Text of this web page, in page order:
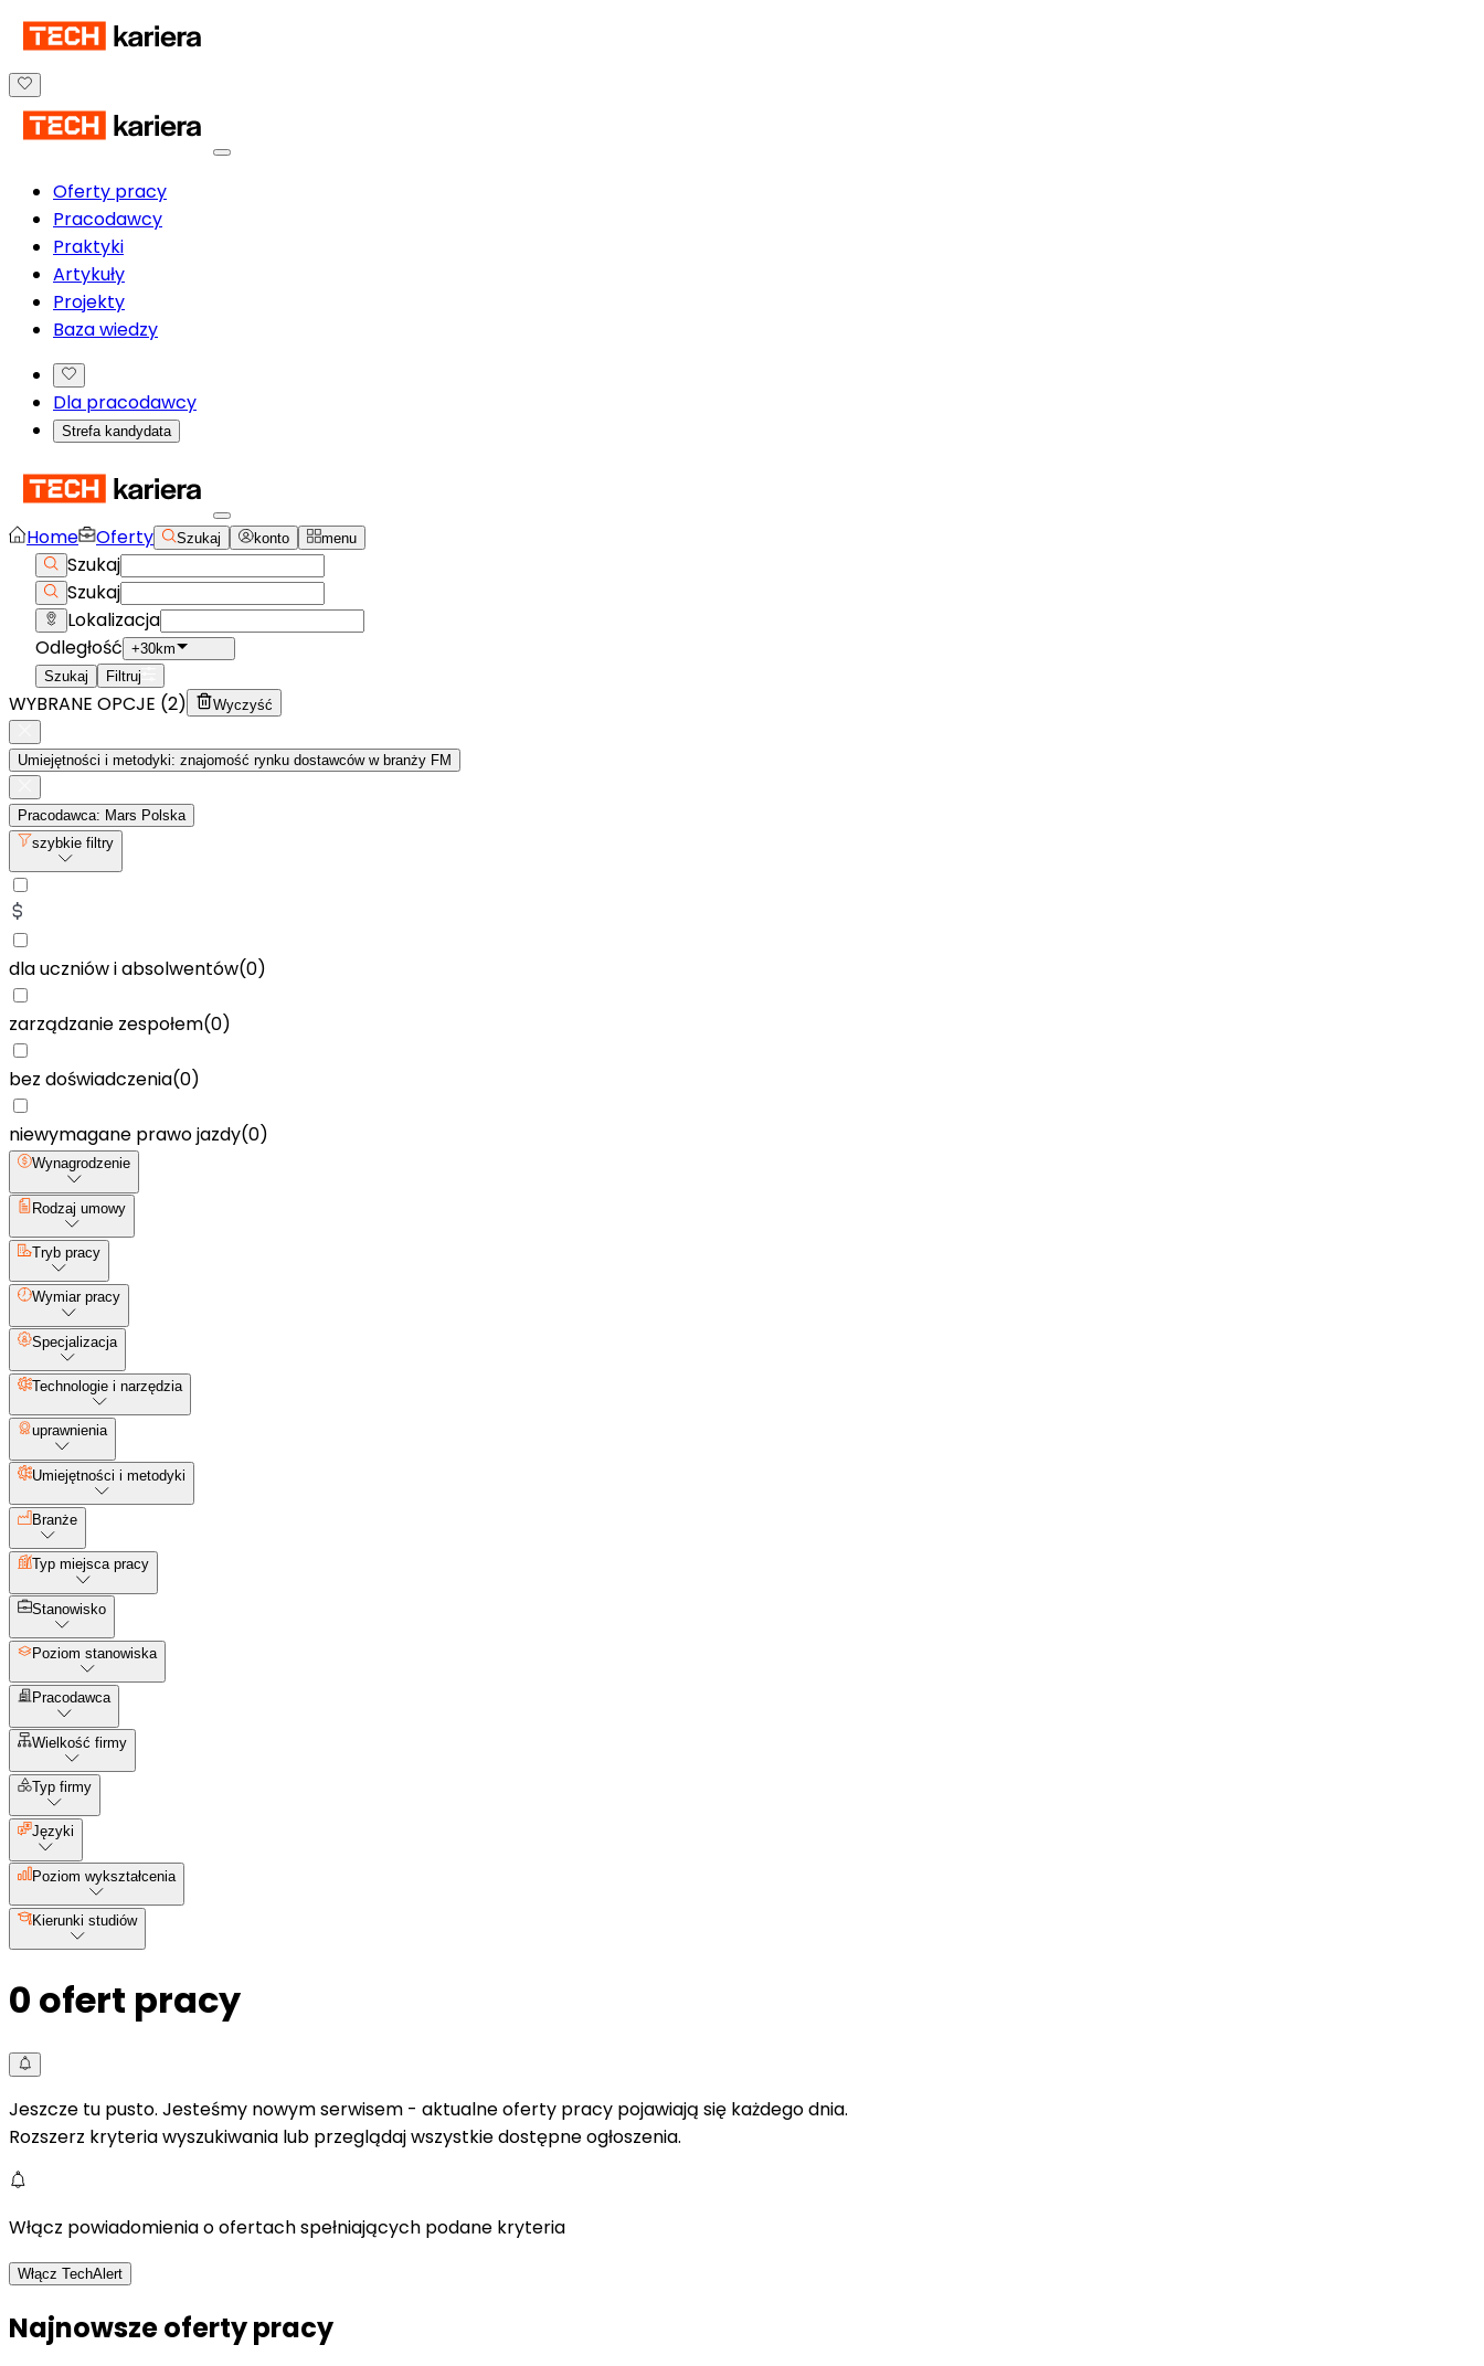
Oferty pracy
Pracodawcy
Praktyki
Artykuły
Projekty
Baza wiedzy
Dla pracodawcy
Strefa kandydata
Home Oferty Szukaj konto menu
Szukaj
Szukaj
Lokalizacja
Odległość +30km
Szukaj
Filtruj
WYBRANE OPCJE (2) Wyczyść
Umiejętności i metodyki: znajomość rynku dostawców w branży FM
Pracodawca: Mars Polska
szybkie filtry
dla uczniów i absolwentów(0)
zarządzanie zespołem(0)
bez doświadczenia(0)
niewymagane prawo jazdy(0)
Wynagrodzenie
Rodzaj umowy
Tryb pracy
Wymiar pracy
Specjalizacja
Technologie i narzędzia
uprawnienia
Umiejętności i metodyki
Branże
Typ miejsca pracy
Stanowisko
Poziom stanowiska
Pracodawca
Wielkość firmy
Typ firmy
Języki
Poziom wykształcenia
Kierunki studiów
0 ofert pracy
Jeszcze tu pusto. Jesteśmy nowym serwisem - aktualne oferty pracy pojawiają się każdego dnia.
Rozszerz kryteria wyszukiwania lub przeglądaj wszystkie dostępne ogłoszenia.
Włącz powiadomienia o ofertach spełniających podane kryteria
Włącz TechAlert
Najnowsze oferty pracy